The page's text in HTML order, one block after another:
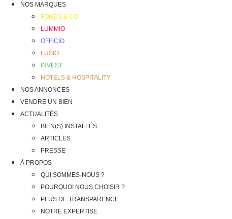
NOS MARQUES
FONDS & CO
LUMMIO
OFFICIO
FUSIO
INVEST
HOTELS & HOSPITALITY
NOS ANNONCES
VENDRE UN BIEN
ACTUALITÉS
BIEN(S) INSTALLÉS
ARTICLES
PRESSE
À PROPOS
QUI SOMMES-NOUS ?
POURQUOI NOUS CHOISIR ?
PLUS DE TRANSPARENCE
NOTRE EXPERTISE